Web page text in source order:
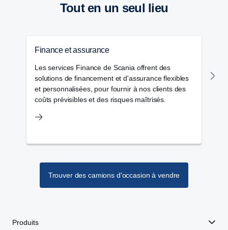
Tout en un seul lieu
Finance et assurance
Les services Finance de Scania offrent des
solutions de financement et d'assurance flexibles
et personnalisées, pour fournir à nos clients des
coûts prévisibles et des risques maîtrisés.
Trouver des camions d'occasion à vendre
Produits